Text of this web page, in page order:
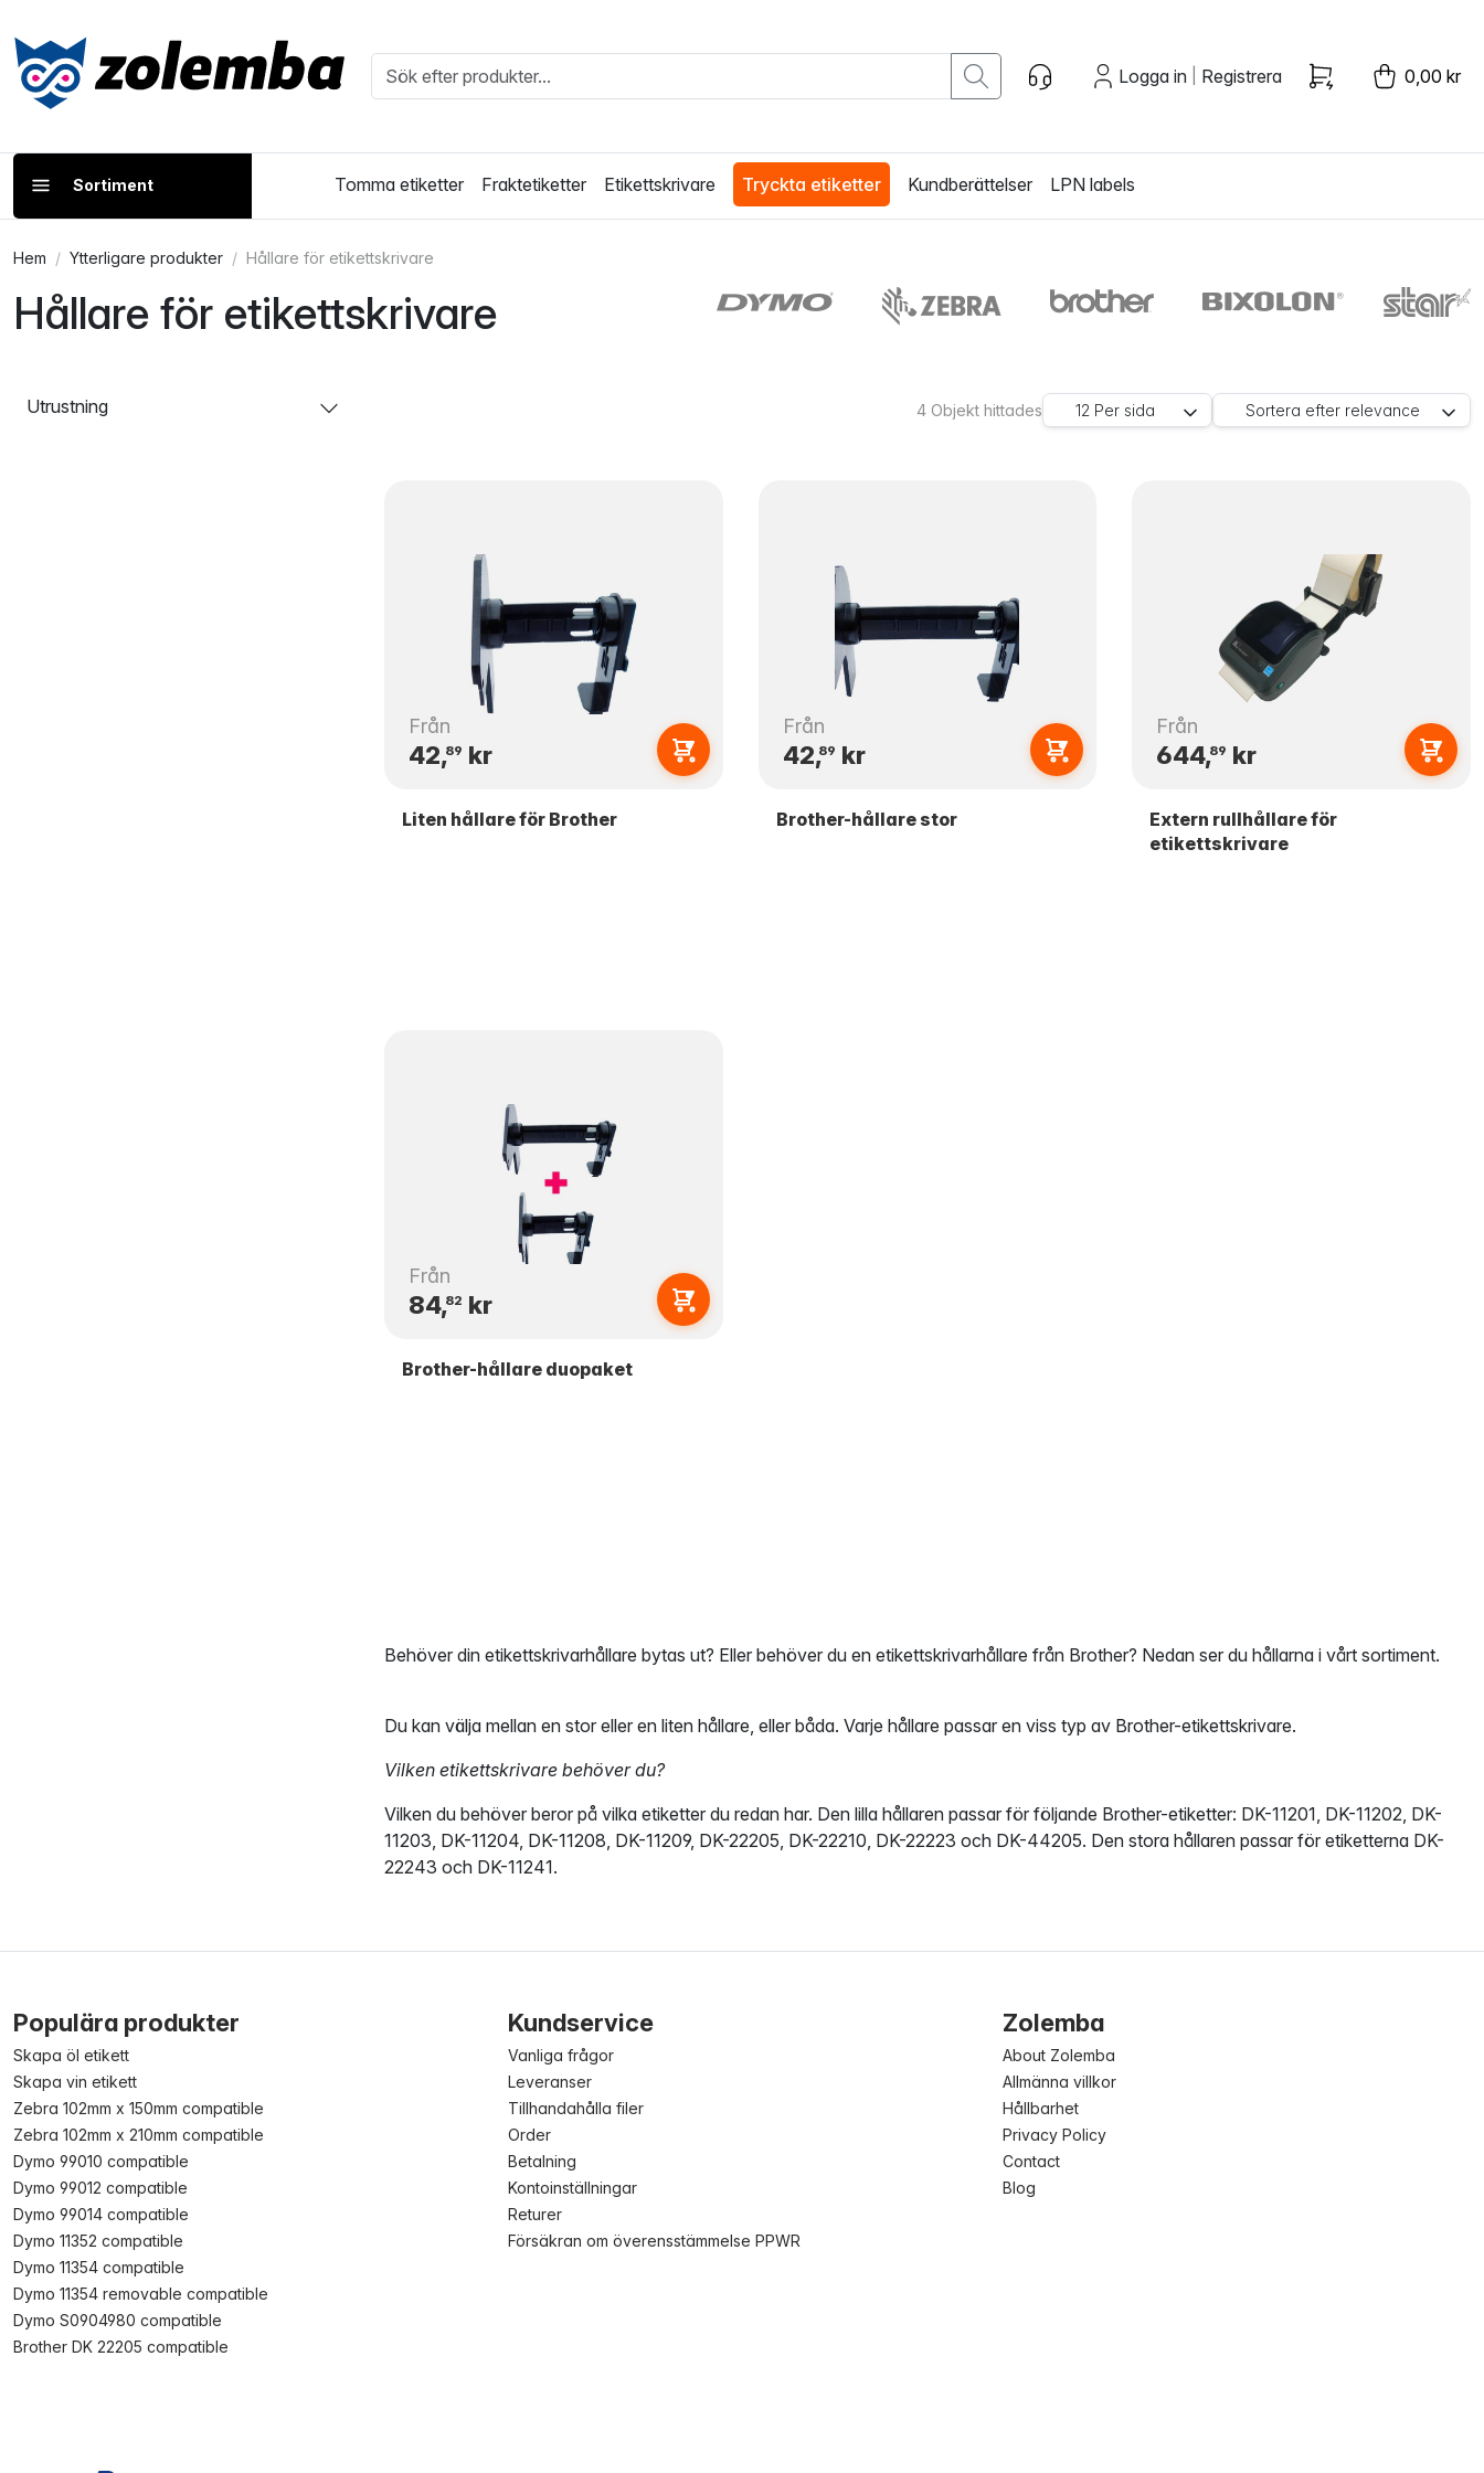
Logga in Registrera 0,00 kr
Sortiment Tomma etiketter Fraktetiketter Etikettskrivare Tryckta etiketter Kundberättelser LPN labels
Hem Ytterligare produkter Hållare för etikettskrivare
Hållare för etikettskrivare
Utrustning 4 Objekt hittades 12 Per sida Sortera efter relevance
Från
42,89 kr
Liten hållare för Brother
Från
42,89 kr
Brother-hållare stor
Från
644,89 kr
Extern rullhållare för
etikettskrivare
Från
84,82 kr
Brother-hållare duopaket
Behöver din etikettskrivarhållare bytas ut? Eller behöver du en etikettskrivarhållare från Brother? Nedan ser du hållarna i vårt sortiment.
Du kan välja mellan en stor eller en liten hållare, eller båda. Varje hållare passar en viss typ av Brother-etikettskrivare.
Vilken etikettskrivare behöver du?
Vilken du behöver beror på vilka etiketter du redan har. Den lilla hållaren passar för följande Brother-etiketter: DK-11201, DK-11202, DK-
11203, DK-11204, DK-11208, DK-11209, DK-22205, DK-22210, DK-22223 och DK-44205. Den stora hållaren passar för etiketterna DK-
22243 och DK-11241.
Populära produkter
Skapa öl etikett
Skapa vin etikett
Zebra 102mm x 150mm compatible
Zebra 102mm x 210mm compatible
Dymo 99010 compatible
Dymo 99012 compatible
Dymo 99014 compatible
Dymo 11352 compatible
Dymo 11354 compatible
Dymo 11354 removable compatible
Dymo S0904980 compatible
Brother DK 22205 compatible
Kundservice
Vanliga frågor
Leveranser
Tillhandahålla filer
Order
Betalning
Kontoinställningar
Returer
Försäkran om överensstämmelse PPWR
Zolemba
About Zolemba
Allmänna villkor
Hållbarhet
Privacy Policy
Contact
Blog